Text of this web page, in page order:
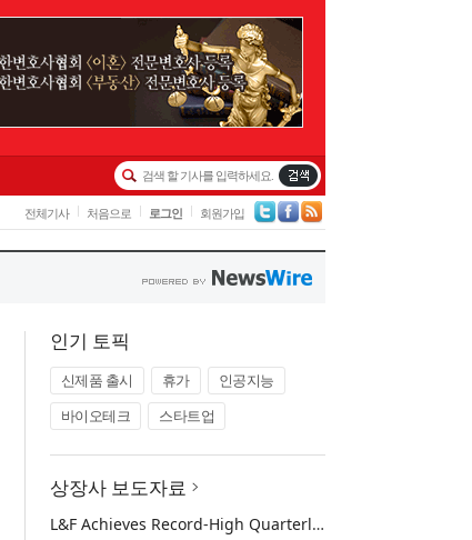
인기 토픽
신제품 출시 휴가
인공지능
바이오테크
스타트업
상장사 보도자료
L&F Achieves Record-High Quarterly Shipments, Begins LFP Supply for North American ESS in Q3 Advancing its Two-Track NCM and LFP Growth Strategy